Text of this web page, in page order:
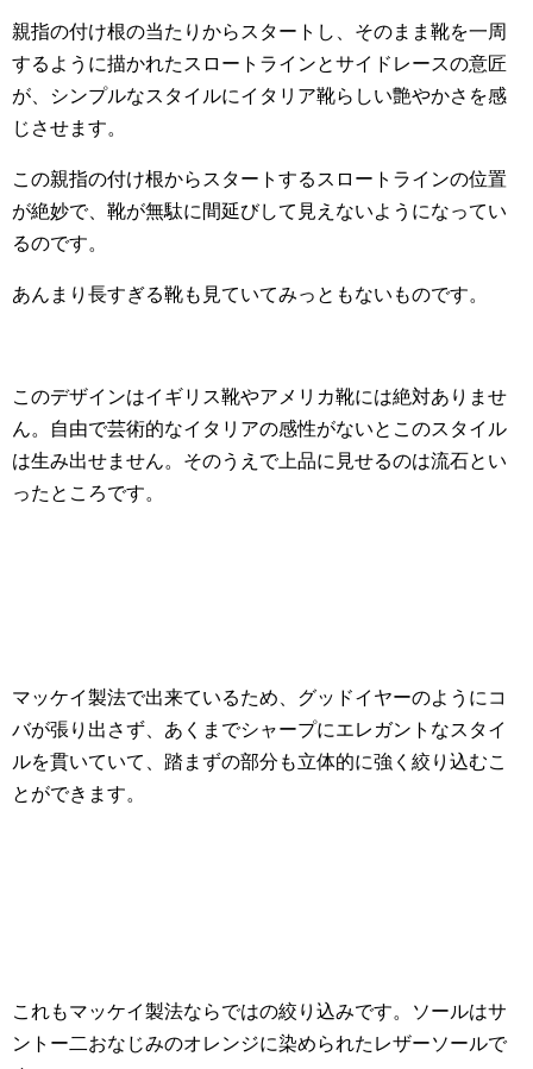
親指の付け根の当たりからスタートし、そのまま靴を一周
するように描かれたスロートラインとサイドレースの意匠
が、シンプルなスタイルにイタリア靴らしい艶やかさを感
じさせます。
この親指の付け根からスタートするスロートラインの位置
が絶妙で、靴が無駄に間延びして見えないようになってい
るのです。
あんまり長すぎる靴も見ていてみっともないものです。
このデザインはイギリス靴やアメリカ靴には絶対ありませ
ん。自由で芸術的なイタリアの感性がないとこのスタイル
は生み出せません。そのうえで上品に見せるのは流石とい
ったところです。
マッケイ製法で出来ているため、グッドイヤーのようにコ
バが張り出さず、あくまでシャープにエレガントなスタイ
ルを貫いていて、踏まずの部分も立体的に強く絞り込むこ
とができます。
これもマッケイ製法ならではの絞り込みです。ソールはサ
ントー二おなじみのオレンジに染められたレザーソールで